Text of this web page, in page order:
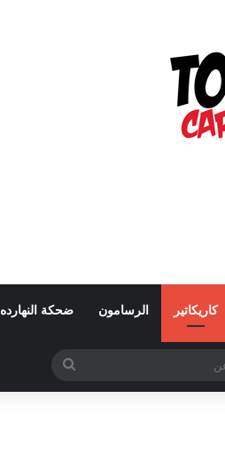
كاريكاتير الرسامون ضحكة النهارده
بحث
عن